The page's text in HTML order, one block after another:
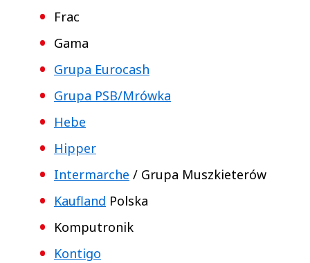
Frac
Gama
Grupa Eurocash
Grupa PSB/Mrówka
Hebe
Hipper
Intermarche / Grupa Muszkieterów
Kaufland Polska
Komputronik
Kontigo